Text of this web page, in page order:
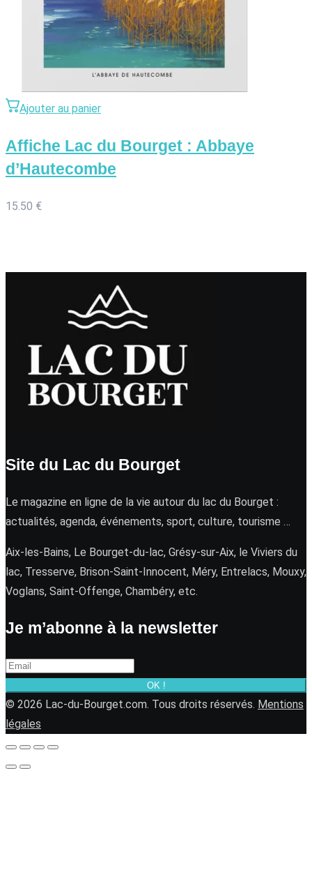
Ajouter au panier
Affiche Lac du Bourget : Abbaye
d’Hautecombe
15.50 €
Site du Lac du Bourget
Le magazine en ligne de la vie autour du lac du Bourget :
actualités, agenda, événements, sport, culture, tourisme …
Aix-les-Bains, Le Bourget-du-lac, Grésy-sur-Aix, le Viviers du
lac, Tresserve, Brison-Saint-Innocent, Méry, Entrelacs, Mouxy,
Voglans, Saint-Offenge, Chambéry, etc.
Je m’abonne à la newsletter
OK !
© 2026 Lac-du-Bourget.com. Tous droits réservés. Mentions
légales